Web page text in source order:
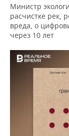
Министр
расчистке рек,
вреда, о
через 10 лет